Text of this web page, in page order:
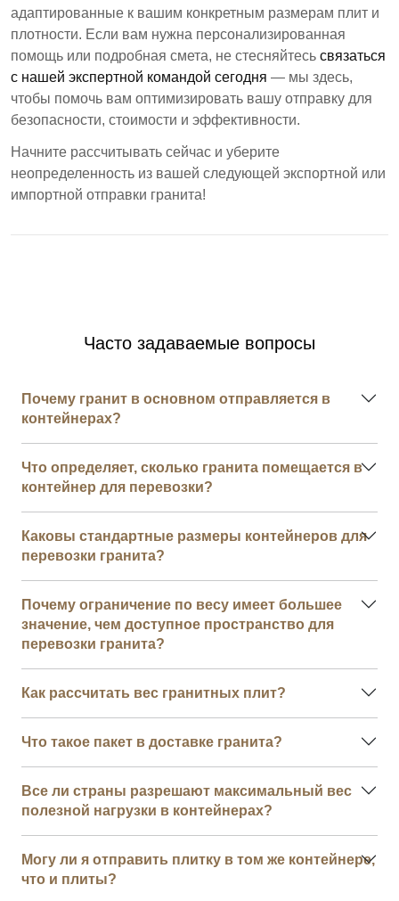
адаптированные к вашим конкретным размерам плит и
плотности. Если вам нужна персонализированная
помощь или подробная смета, не стесняйтесь связаться
с нашей экспертной командой сегодня — мы здесь,
чтобы помочь вам оптимизировать вашу отправку для
безопасности, стоимости и эффективности.
Начните рассчитывать сейчас и уберите
неопределенность из вашей следующей экспортной или
импортной отправки гранита!
Часто задаваемые вопросы
Почему гранит в основном отправляется в
контейнерах?
Что определяет, сколько гранита помещается в
контейнер для перевозки?
Каковы стандартные размеры контейнеров для
перевозки гранита?
Почему ограничение по весу имеет большее
значение, чем доступное пространство для
перевозки гранита?
Как рассчитать вес гранитных плит?
Что такое пакет в доставке гранита?
Все ли страны разрешают максимальный вес
полезной нагрузки в контейнерах?
Могу ли я отправить плитку в том же контейнере,
что и плиты?